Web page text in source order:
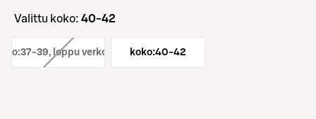
Valittu koko: 40-42
37-39, loppu verkosta koko:40-42